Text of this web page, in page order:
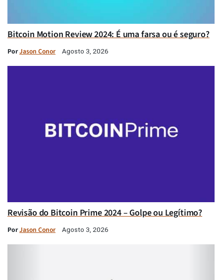
Bitcoin Motion Review 2024: É uma farsa ou é seguro?
PorJason Conor Agosto 3, 2026
Revisão do Bitcoin Prime 2024 – Golpe ou Legítimo?
PorJason Conor Agosto 3, 2026